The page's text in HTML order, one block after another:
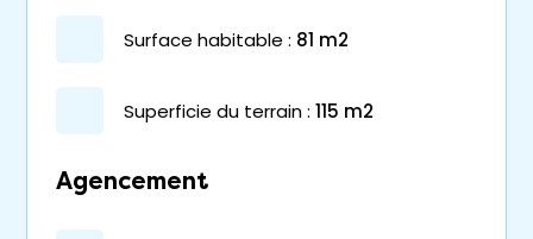
surface habitable : 81 m2
superficie du terrain : 115 m2
Agencement